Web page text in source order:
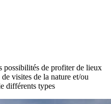
de profiter de lieux
visites de la nature et/ou
différents types